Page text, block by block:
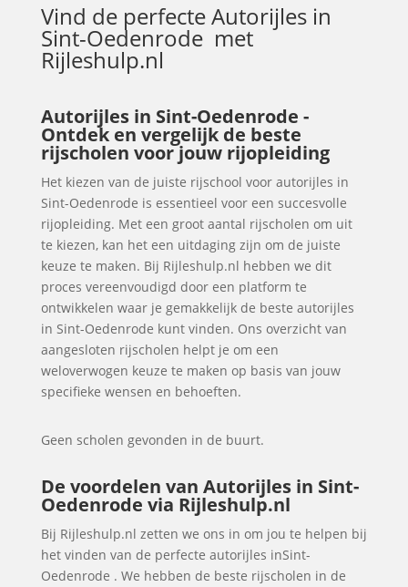
Vind de perfecteAutorijles in
Sint-Oedenrode met
Rijleshulp.nl
Autorijles in Sint-Oedenrode -
Ontdek en vergelijk de beste
rijscholen voor jouw rijopleiding
Het kiezen van de juiste rijschool voor autorijles in
Sint-Oedenrode is essentieel voor een succesvolle
rijopleiding. Met een groot aantal rijscholen om uit
te kiezen, kan het een uitdaging zijn om de juiste
keuze te maken. Bij Rijleshulp.nl hebben we dit
proces vereenvoudigd door een platform te
ontwikkelen waar je gemakkelijk de beste autorijles
in Sint-Oedenrode kunt vinden. Ons overzicht van
aangesloten rijscholen helpt je om een
weloverwogen keuze te maken op basis van jouw
specifieke wensen en behoeften.
Geen scholen gevonden in de buurt.
De voordelen van Autorijles in Sint-
Oedenrode via Rijleshulp.nl
Bij Rijleshulp.nl zetten we ons in om jou te helpen bij
het vinden van de perfecte autorijles inSint-
Oedenrode . We hebben de beste rijscholen in de